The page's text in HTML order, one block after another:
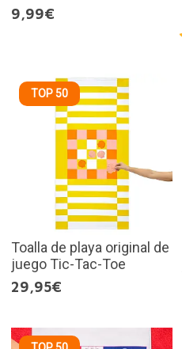
9,99€
TOP 50
Toalla de playa original de
juego Tic-Tac-Toe
29,95€